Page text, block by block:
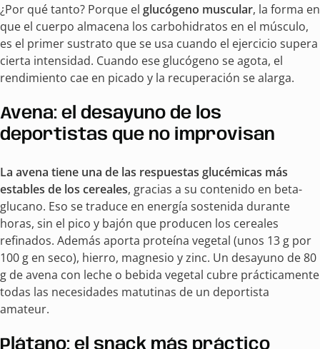
¿Por qué tanto? Porque el glucógeno muscular, la forma en
que el cuerpo almacena los carbohidratos en el músculo,
es el primer sustrato que se usa cuando el ejercicio supera
cierta intensidad. Cuando ese glucógeno se agota, el
rendimiento cae en picado y la recuperación se alarga.
Avena: el desayuno de los
deportistas que no improvisan
La avena tiene una de las respuestas glucémicas más
estables de los cereales, gracias a su contenido en beta-
glucano. Eso se traduce en energía sostenida durante
horas, sin el pico y bajón que producen los cereales
refinados. Además aporta proteína vegetal (unos 13 g por
100 g en seco), hierro, magnesio y zinc. Un desayuno de 80
g de avena con leche o bebida vegetal cubre prácticamente
todas las necesidades matutinas de un deportista
amateur.
Plátano: el snack más práctico